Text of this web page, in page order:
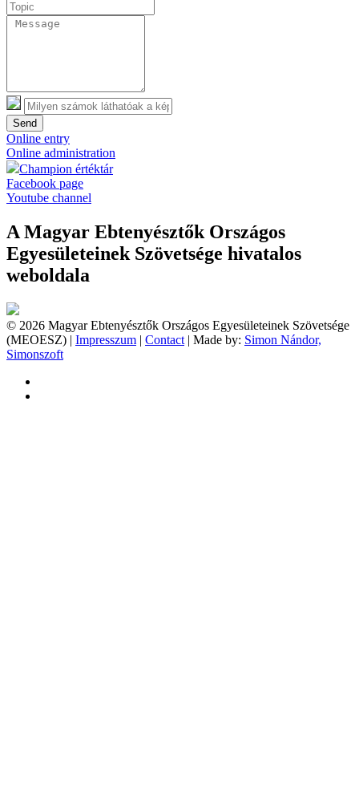
Send
Online entry
Online administration
Champion értéktár
Facebook page
Youtube channel
A Magyar Ebtenyésztők Országos
Egyesületeinek Szövetsége hivatalos
weboldala
© 2026 Magyar Ebtenyésztők Országos Egyesületeinek Szövetsége
(MEOESZ) | Impresszum | Contact | Made by: Simon Nándor,
Simonszoft